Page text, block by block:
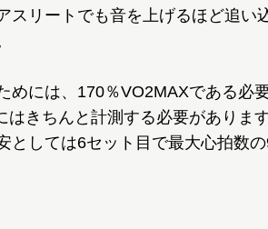
スリートでも音を上げるほど追い
めには、170％VO2MAXである必
はきちんと計測する必要がありま
としては6セット目で最大心拍数